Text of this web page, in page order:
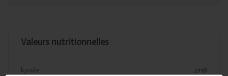
Valeurs nutritionnelles
kjoule 2118